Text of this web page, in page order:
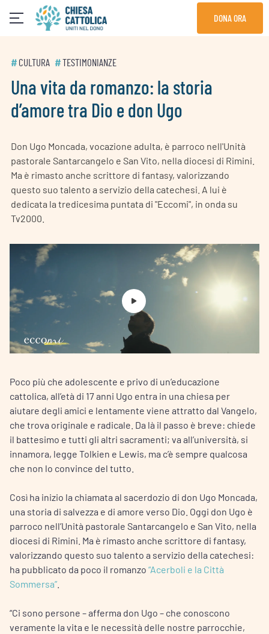
DONA ORA
# CULTURA #TESTIMONIANZE
Una vita da romanzo: la storia
d’amore tra Dio e don Ugo
Don Ugo Moncada, vocazione adulta, è parroco nell'Unità
pastorale Santarcangelo e San Vito, nella diocesi di Rimini.
Ma è rimasto anche scrittore di fantasy, valorizzando
questo suo talento a servizio della catechesi. A lui è
dedicata la tredicesima puntata di "Eccomi", in onda su
Tv2000.
Poco più che adolescente e privo di un’educazione
cattolica, all’età di 17 anni Ugo entra in una chiesa per
aiutare degli amici e lentamente viene attratto dal Vangelo,
che trova originale e radicale. Da là il passo è breve: chiede
il battesimo e tutti gli altri sacramenti; va all’università, si
innamora, legge Tolkien e Lewis, ma c’è sempre qualcosa
che non lo convince del tutto.
Così ha inizio la chiamata al sacerdozio di don Ugo Moncada,
una storia di salvezza e di amore verso Dio. Oggi don Ugo è
parroco nell’Unità pastorale Santarcangelo e San Vito, nella
diocesi di Rimini. Ma è rimasto anche scrittore di fantasy,
valorizzando questo suo talento a servizio della catechesi:
ha pubblicato da poco il romanzo “Acerboli e la Città
Sommersa”
“Ci sono persone – afferma don Ugo – che conoscono
veramente la vita e le necessità delle nostre parrocchie,